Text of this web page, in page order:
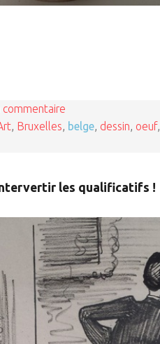
commentaire
, Bruxelles, belge, dessin, oeuf,
les qualificatifs !